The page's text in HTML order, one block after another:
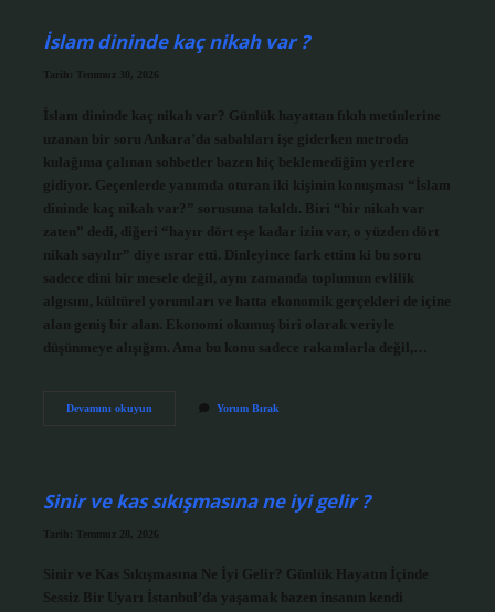
?
İslam dininde kaç nikah var ?
Tarih: Temmuz 30, 2026
İslam dininde kaç nikah var? Günlük hayattan fıkıh metinlerine
uzanan bir soru Ankara’da sabahları işe giderken metroda
kulağıma çalınan sohbetler bazen hiç beklemediğim yerlere
gidiyor. Geçenlerde yanımda oturan iki kişinin konuşması “İslam
dininde kaç nikah var?” sorusuna takıldı. Biri “bir nikah var
zaten” dedi, diğeri “hayır dört eşe kadar izin var, o yüzden dört
nikah sayılır” diye ısrar etti. Dinleyince fark ettim ki bu soru
sadece dini bir mesele değil, aynı zamanda toplumun evlilik
algısını, kültürel yorumları ve hatta ekonomik gerçekleri de içine
alan geniş bir alan. Ekonomi okumuş biri olarak veriyle
düşünmeye alışığım. Ama bu konu sadece rakamlarla değil,…
Devamını okuyunİslam
Yorum Bırak
Sinir ve kas sıkışmasına ne iyi gelir ?
Tarih: Temmuz 28, 2026
Sinir ve Kas Sıkışmasına Ne İyi Gelir? Günlük Hayatın İçinde
Sessiz Bir Uyarı İstanbul’da yaşamak bazen insanın kendi